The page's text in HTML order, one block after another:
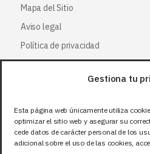
Gestiona tu
Esta página web únicamente utiliza
optimizar el sitio web y asegurar su
cede datos de carácter personal de los
adicional sobre el uso de las cookies,
Mapa del Sitio
Aviso legal
Política de privacidad
Política de cookies
Síguenos
Facebook
X (Twitter)